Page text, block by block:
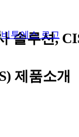
솔루션,
제품소개